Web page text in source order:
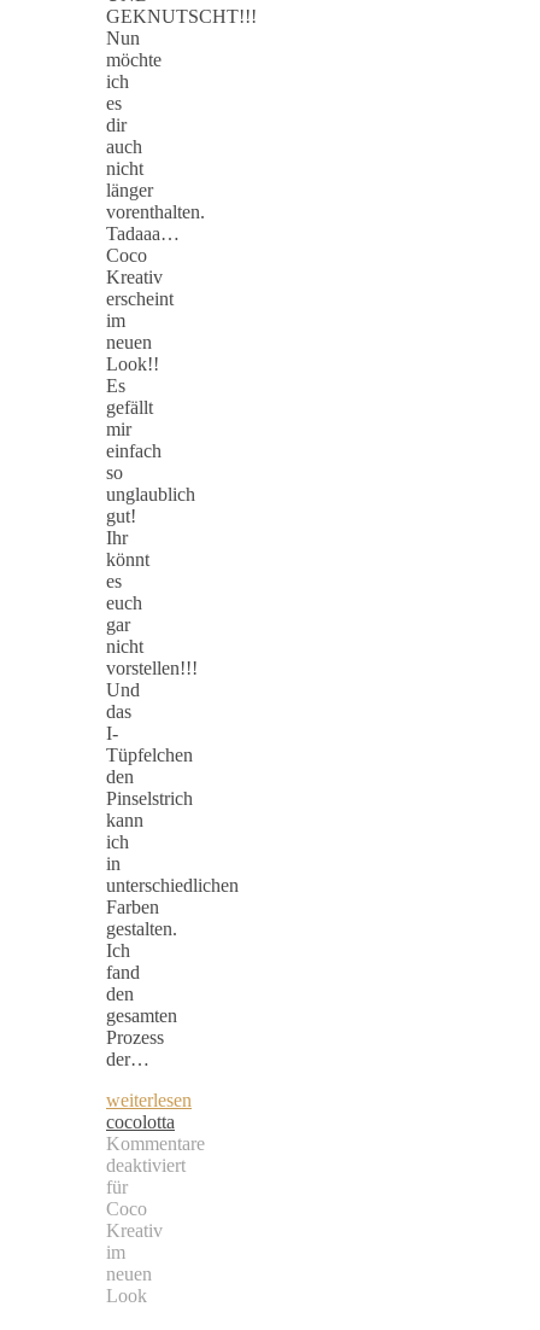
GEKNUTSCHT!!!
Nun
möchte
ich
es
dir
auch
nicht
länger
vorenthalten.
Tadaaa…
Coco
Kreativ
erscheint
im
neuen
Look!!
Es
gefällt
mir
einfach
so
unglaublich
gut!
Ihr
könnt
es
euch
gar
nicht
vorstellen!!!
Und
das
I-
Tüpfelchen
den
Pinselstrich
kann
ich
in
unterschiedlichen
Farben
gestalten.
Ich
fand
den
gesamten
Prozess
der…
weiterlesen
cocolotta
Kommentare
deaktiviert
für
Coco
Kreativ
im
neuen
Look